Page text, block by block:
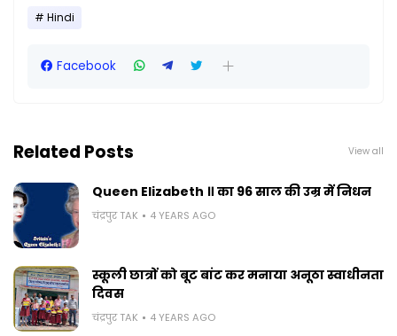
Hindi
Facebook
Related Posts View all
Queen Elizabeth ॥ का 96 साल की उम्र में निधन
चंद्रपुर TAK 4 YEARS AGO
स्कूली छात्रों को बूट बांट कर मनाया अनूठा स्वाधीनता
दिवस
चंद्रपुर TAK 4 YEARS AGO